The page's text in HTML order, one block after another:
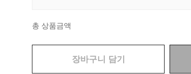
총 상품금액
장바구니 담기